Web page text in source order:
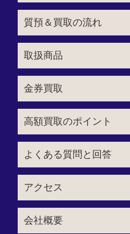
質預＆買取の流れ
取扱商品
金券買取
高額買取のポイント
よくある質問と回答
アクセス
会社概要